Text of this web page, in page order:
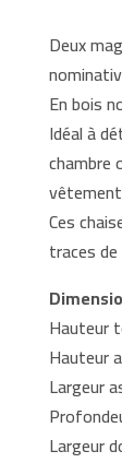
Deux
En bois
Idéal à
chambre
Ces
traces
Hauteur
Hauteur
Largeur
Largeur